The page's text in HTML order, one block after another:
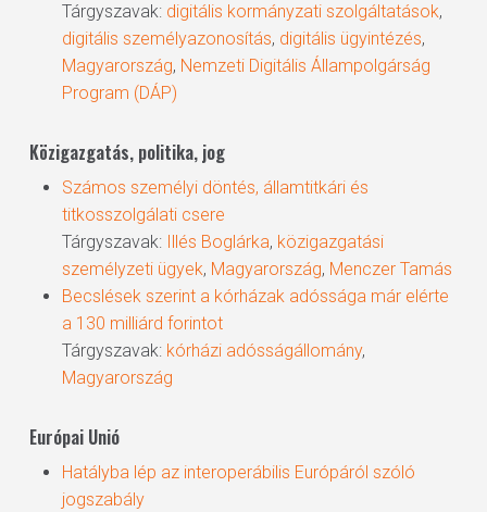
Tárgyszavak: digitális kormányzati szolgáltatások,
digitális személyazonosítás, digitális ügyintézés,
Magyarország, Nemzeti Digitális Állampolgárság
Program (DÁP)
Közigazgatás, politika, jog
Számos személyi döntés, államtitkári és
titkosszolgálati csere
Tárgyszavak: Illés Boglárka, közigazgatási
személyzeti ügyek, Magyarország, Menczer Tamás
Becslések szerint a kórházak adóssága már elérte
a 130 milliárd forintot
Tárgyszavak: kórházi adósságállomány,
Magyarország
Európai Unió
Hatályba lép az interoperábilis Európáról szóló
jogszabály